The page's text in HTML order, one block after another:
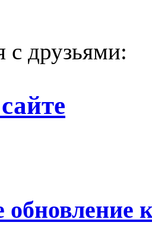
с друзьями:
обновление